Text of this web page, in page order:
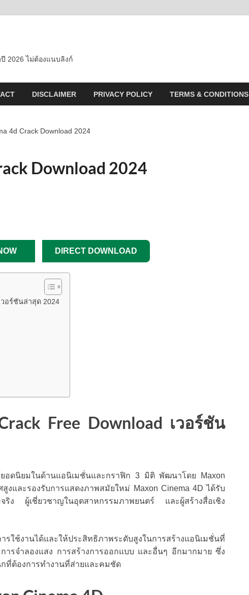
2026 ไม่ต้องแนบลิงก์
DISCLAIMER PRIVACY POLICY TERMS & CONDITIONS
4d Crack Download 2024
Download 2024
DIRECT DOWNLOAD
วอร์ชันล่าสุด 2024
Free Download เวอร์ชัน
ยอดนิยมในด้านแอนิเมชั่นและกราฟิก 3 มิติ พัฒนาโดย Maxon
สูงและรองรับการแสดงภาพสมัยใหม่ Maxon Cinema 4D ได้รับ
จริง ผู้เชี่ยวชาญในอุตสาหกรรมภาพยนตร์ และผู้สร้างสื่อเชิง
รใช้งานได้และให้ประสิทธิภาพระดับสูงในการสร้างแอนิเมชั่นที่
ารจำลองแสง การสร้างการออกแบบ และอื่นๆ อีกมากมาย ซึ่ง
ที่ต้องการทำงานที่ส่ายและคมชัด